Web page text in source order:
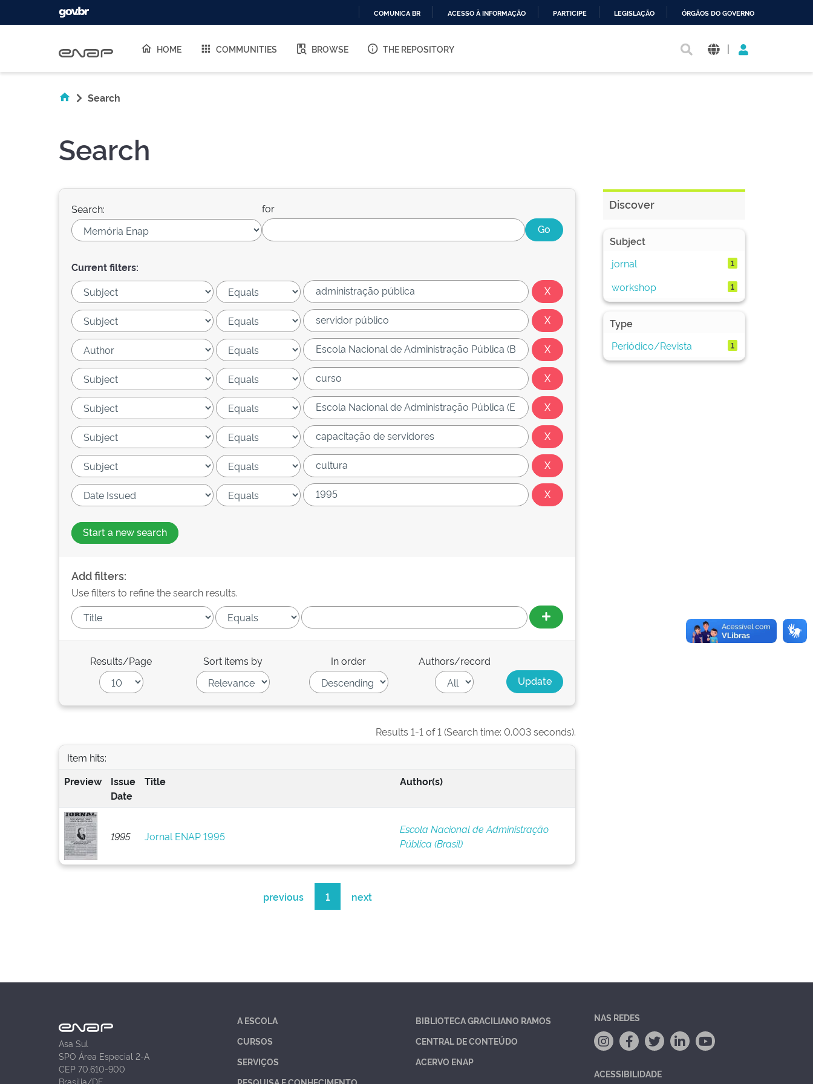
O
COMUNICA BR ACESSO À INFORMAÇÃO PARTICIPE LEGISLAÇÃO ÓRGÃOS DO GOVERNO
HOME COMMUNITIES BROWSE THE REPOSITORY |
Search
Search
Search: for
Current filters:
Start a new search
Add filters:
Use filters to refine the search results.
Results/Page Sort items by In order Authors/record
Results 1-1 of 1 (Search time: 0.003 seconds).
Item hits:
Preview
Issue
Date
Title Author(s)
1995 Jornal ENAP 1995
Escola Nacional de Administração
Pública (Brasil)
previous 1 next
Discover
Subject
jornal
1
workshop 1
Type
Periódico/Revista
1
Asa Sul
SPO Área Especial 2-A
CEP 70.610-900
Brasília/DF
A ESCOLA
CURSOS
SERVIÇOS
BIBLIOTECA GRACILIANO RAMOS
CENTRAL DE CONTEÚDO
ACERVO ENAP
NAS REDES
ACESSIBILIDADE